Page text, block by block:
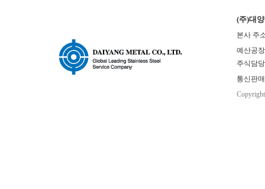
(주)대
본사 주
예산공
주식담
통신판